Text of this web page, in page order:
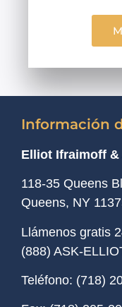
Información
Elliot Ifraimoff &
118-35 Queens
Queens, NY
Llámenos gratis
(888) ASK-
Teléfono: (718)